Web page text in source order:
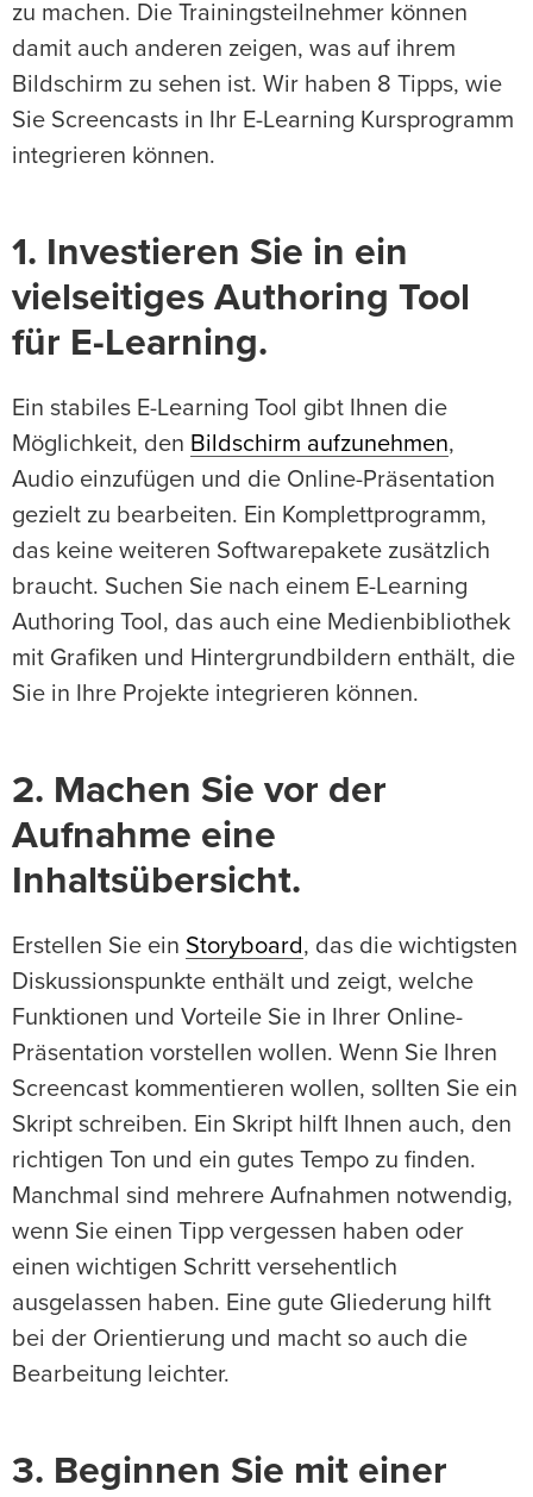
zu machen. Die Trainingsteilnehmer können
damit auch anderen zeigen, was auf ihrem
Bildschirm zu sehen ist. Wir haben 8 Tipps, wie
Sie Screencasts in Ihr E-Learning Kursprogramm
integrieren können.
1. Investieren Sie in ein
vielseitiges Authoring Tool
für E-Learning.
Ein stabiles E-Learning Tool gibt Ihnen die
Möglichkeit, den Bildschirm aufzunehmen,
Audio einzufügen und die Online-Präsentation
gezielt zu bearbeiten. Ein Komplettprogramm,
das keine weiteren Softwarepakete zusätzlich
braucht. Suchen Sie nach einem E-Learning
Authoring Tool, das auch eine Medienbibliothek
mit Grafiken und Hintergrundbildern enthält, die
Sie in Ihre Projekte integrieren können.
2. Machen Sie vor der
Aufnahme eine
Inhaltsübersicht.
Erstellen Sie ein Storyboard , das die wichtigsten
Diskussionspunkte enthält und zeigt, welche
Funktionen und Vorteile Sie in Ihrer Online-
Präsentation vorstellen wollen. Wenn Sie Ihren
Screencast kommentieren wollen, sollten Sie ein
Skript schreiben. Ein Skript hilft Ihnen auch, den
richtigen Ton und ein gutes Tempo zu finden.
Manchmal sind mehrere Aufnahmen notwendig,
wenn Sie einen Tipp vergessen haben oder
einen wichtigen Schritt versehentlich
ausgelassen haben. Eine gute Gliederung hilft
bei der Orientierung und macht so auch die
Bearbeitung leichter.
3. Beginnen Sie mit einer